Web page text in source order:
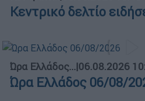
Κεντρικό δελτίο
Ώρα Ελλάδος...|06.08.2026
Ώρα Ελλάδος 06/08/